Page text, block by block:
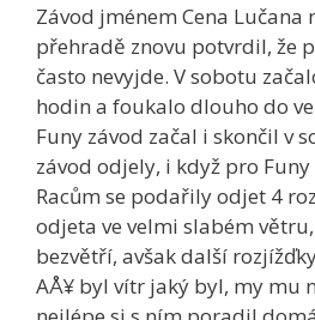
Závod jménem Cena Lučana
přehradě znovu potvrdil, že
často nevyjde. V sobotu
hodin a foukalo dlouho do
Funy závod začal i skončil v
závod odjely, i když pro
Racům se podařily odjet 4
odjeta ve velmi slabém
bezvětří, avšak další
AÅ¥ byl vítr jaký byl, my mu